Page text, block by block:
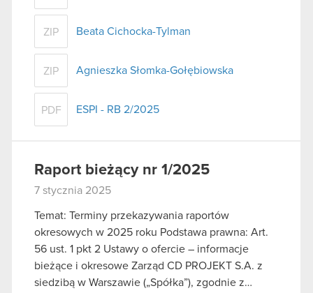
ZIP Beata Cichocka-Tylman
ZIP Agnieszka Słomka-Gołębiowska
PDF ESPI - RB 2/2025
Raport bieżący nr 1/2025
7 stycznia 2025
Temat: Terminy przekazywania raportów
okresowych w 2025 roku Podstawa prawna: Art.
56 ust. 1 pkt 2 Ustawy o ofercie – informacje
bieżące i okresowe Zarząd CD PROJEKT S.A. z
siedzibą w Warszawie („Spółka”), zgodnie z…